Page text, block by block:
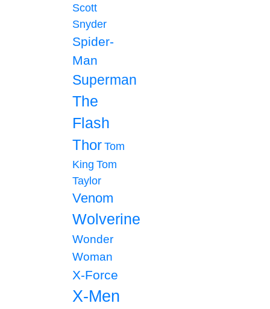
Scott
Snyder
Spider-
Man
Superman
The
Flash
Thor Tom
King Tom
Taylor
Venom
Wolverine
Wonder
Woman
X-Force
X-Men